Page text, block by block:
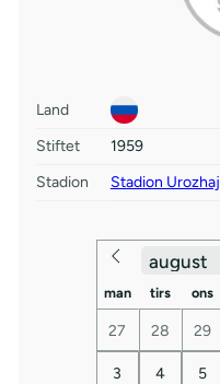
Land
Stiftet
1959
Stadion
Stadion Urozhaj
man tirs ons
27 28 29
3 4 5